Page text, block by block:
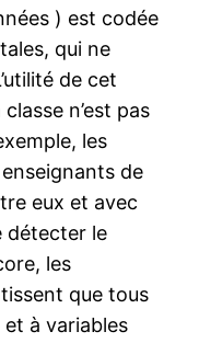
) est codée
qui ne
de cet
n’est pas
les
de
eux et avec
détecter le
les
que tous
et à variables